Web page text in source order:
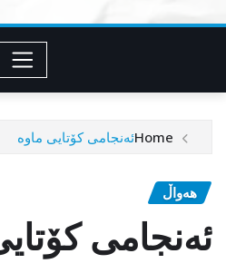
Homeئەنجامی کۆتایی ماوە
هەواڵ
ئەنجامی